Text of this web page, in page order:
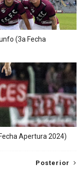
(3a Fecha
Apertura 2024)
Posterior